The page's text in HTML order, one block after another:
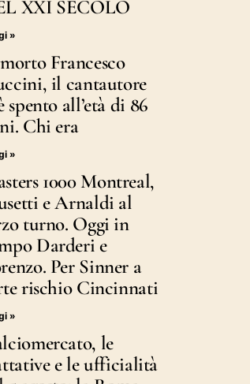
XXI SECOLO
»
morto Francesco
il cantautore
spento all’età di 86
Chi era
»
1000 Montreal,
e Arnaldi al
turno. Oggi in
Darderi e
Per Sinner a
rischio Cincinnati
»
le
e le ufficialità